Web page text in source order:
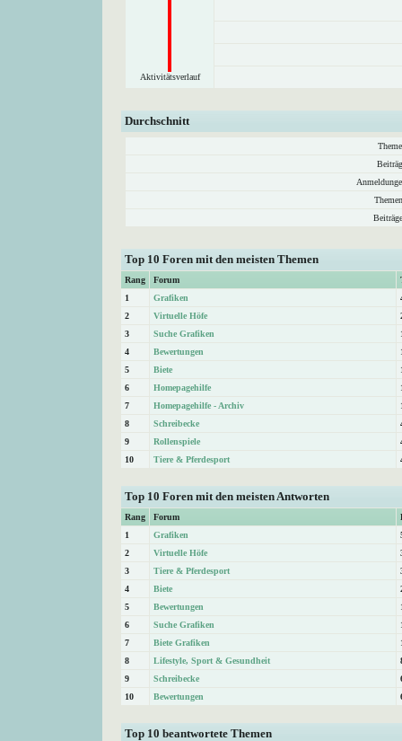
Aktivitätsverlauf
Durchschnitt
Top 10 Foren mit den meisten Themen
Rang Forum
1
Grafiken
2
Virtuelle Höfe
3
Suche Grafiken
4
Bewertungen
5
Biete
6
Homepagehilfe
7
Homepagehilfe - Archiv
8
Schreibecke
9
Rollenspiele
10
Tiere & Pferdesport
Top 10 Foren mit den meisten Antworten
Rang Forum
1
Grafiken
2
Virtuelle Höfe
3
Tiere & Pferdesport
4
Biete
5
Bewertungen
6
Suche Grafiken
7
Biete Grafiken
8
Lifestyle, Sport & Gesundheit
9
Schreibecke
10
Bewertungen
Top 10 beantwortete Themen